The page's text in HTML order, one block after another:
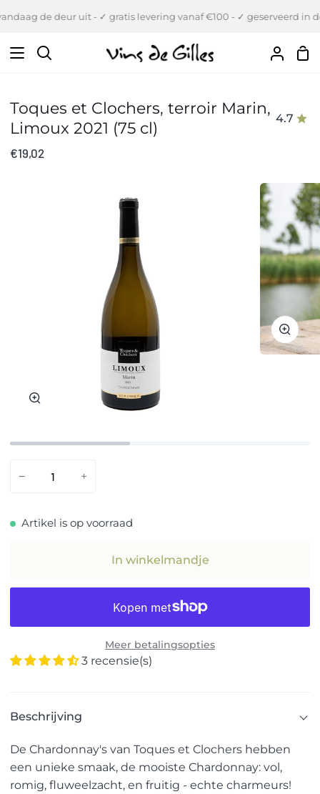
inhoud
de deur uit - ✓ gratis levering vanaf €100 - ✓ geserveerd in de
Zoeken
Uw
Toques et Clochers, terroir Marin,
Limoux 2021 (75 cl)
4.7
€19,02
Zoom
− +
Artikel is op voorraad
In winkelmandje
Meer betalingsopties
3 recensie(s)
Beschrijving
De Chardonnay's van Toques et Clochers hebben
een unieke smaak, de mooiste Chardonnay: vol,
romig, fluweelzacht, en fruitig - echte charmeurs!